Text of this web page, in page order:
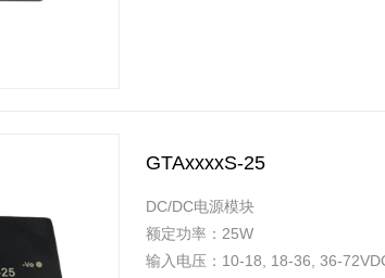
GTAxxxxS-25
DC/DC电源模块
额定功率：25W
输入电压：10-18, 18-36, 36-